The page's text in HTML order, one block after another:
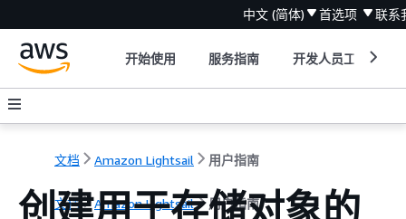
中文 (简体) 首选项 联系
开始使用 服务指南 开发人员工具
文档 Amazon Lightsail 用户指南
文档 Amazon Lightsail 用户指南
创建用于存储对象的